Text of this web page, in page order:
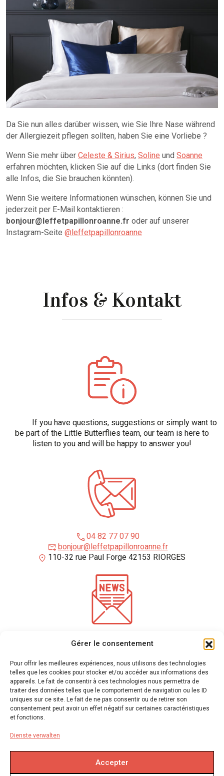
Gérer le consentement
Pour offrir les meilleures expériences, nous utilisons des technologies
telles que les cookies pour stocker et/ou accéder aux informations des
appareils. Le fait de consentir à ces technologies nous permettra de
traiter des données telles que le comportement de navigation ou les ID
uniques sur ce site. Le fait de ne pas consentir ou de retirer son
consentement peut avoir un effet négatif sur certaines caractéristiques
et fonctions.
Dienste verwalten
Accepter
Da Sie nun alles darüber wissen, wie Sie Ihre Nase während
der Allergiezeit pflegen sollten, haben Sie eine Vorliebe ?
Wenn Sie mehr über Celeste & Sirius, Soline und Soanne
erfahren möchten, klicken Sie auf die Links (dort finden Sie
alle Infos, die Sie brauchen könnten).
Wenn Sie weitere Informationen wünschen, können Sie und
jederzeit per E-Mail kontaktieren :
bonjour@leffetpapillonroanne.fr oder auf unserer
Instagram-Seite @leffetpapillonroanne
Infos & Kontakt
If you have questions, suggestions or simply want to
be part of the Little Butterflies team, our team is here to
listen to you and will be happy to answer you!
04 82 77 07 90
bonjour@leffetpapillonroanne.fr
110-32 rue Paul Forge 42153 RIORGES
Pflichtfelder
Geben Sie Ihre E-Mail-Adresse ein, um unseren Newsletter
zu erhalten
Wir verwenden mailchimp für den Versand von Newslettern(Siehe hier ihre
Datenschutzerklärung). Sie können sich jederzeit abmelden, indem Sie auf den Link in der
Fußzeile unserer E-Mails klicken. Für weitere Informationen besuchen Sie bitteunsere
Datenschutzerklärung.